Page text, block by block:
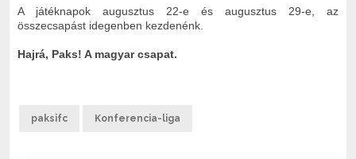
A játéknapok augusztus 22-e és augusztus 29-e, az
összecsapást idegenben kezdenénk.
Hajrá, Paks! A magyar csapat.
paksifc Konferencia-liga